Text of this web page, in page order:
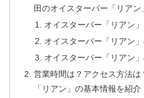
田のオイスターバー「リアン
オイスターバー「リアン
オイスターバー「リアン
オイスターバー「リアン
営業時間は？アクセス方法
「リアン」の基本情報を紹介